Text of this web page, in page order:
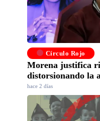
Círculo Rojo
Morena justifica
distorsionando la
hace 2 días